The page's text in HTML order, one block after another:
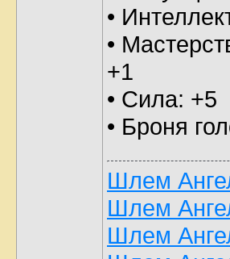
•
•
+1
• Сила: +5
• Броня
Шлем
Шлем
Шлем